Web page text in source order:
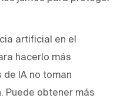
artificial en el
hacerlo más
IA no toman
Puede obtener más